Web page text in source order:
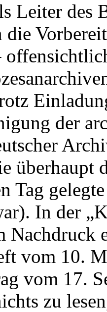
Leiter des
die
der
überhaupt
Tag
In der
Nachdruck
vom 10.
vom 17.
zu